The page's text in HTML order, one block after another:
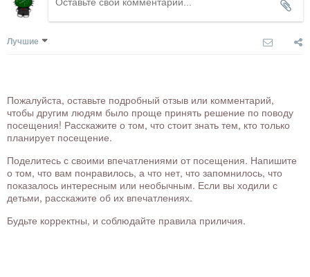
Лучшие
Пожалуйста, оставьте подробный отзыв или комментарий,
чтобы другим людям было проще принять решение по поводу
посещения! Расскажите о том, что стоит знать тем, кто только
планирует посещение.
Поделитесь с своими впечатлениями от посещения. Напишите
о том, что вам понравилось, а что нет, что запомнилось, что
показалось интересным или необычным. Если вы ходили с
детьми, расскажите об их впечатлениях.
Будьте корректны, и соблюдайте правила приличия.